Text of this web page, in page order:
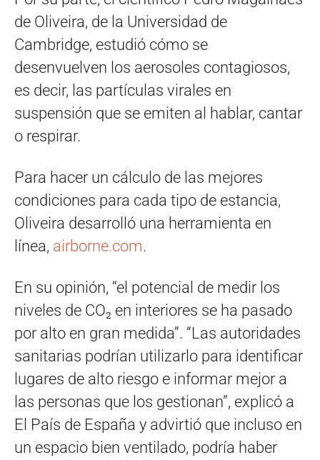
de Oliveira, de la Universidad de
Cambridge, estudió cómo se
desenvuelven los aerosoles contagiosos,
es decir, las partículas virales en
suspensión que se emiten al hablar, cantar
o respirar.
Para hacer un cálculo de las mejores
condiciones para cada tipo de estancia,
Oliveira desarrolló una herramienta en
línea, airborne.com.
En su opinión, “el potencial de medir los
niveles de CO₂ en interiores se ha pasado
por alto en gran medida”. “Las autoridades
sanitarias podrían utilizarlo para identificar
lugares de alto riesgo e informar mejor a
las personas que los gestionan”, explicó a
El País de España y advirtió que incluso en
un espacio bien ventilado, podría haber